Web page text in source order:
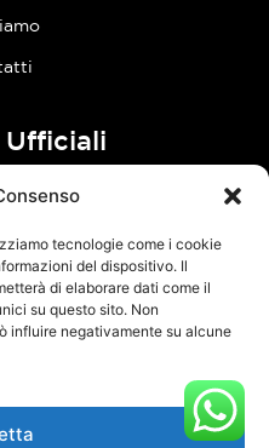
tecnologie come i cookie
del dispositivo. Il
di elaborare dati come il
su questo sito. Non
influire negativamente su alcune
Us
I
snc – 04100 Latina – P.Iva